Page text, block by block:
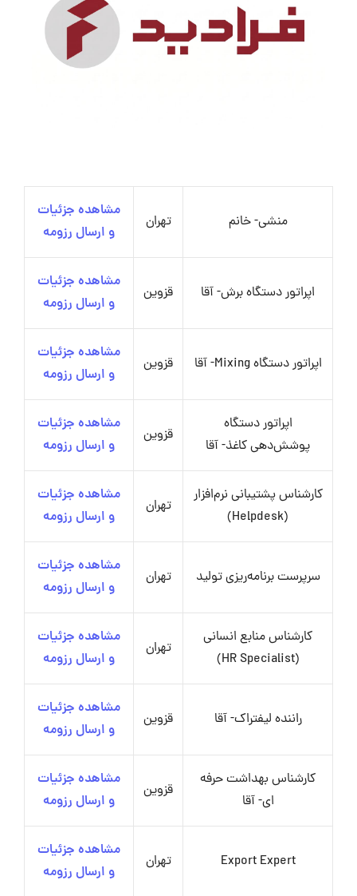
منشی- خانم تهران
مشاهده جزئیات
و ارسال رزومه
اپراتور دستگاه برش- آقا قزوین
مشاهده جزئیات
و ارسال رزومه
اپراتور دستگاه Mixing- آقا قزوین
مشاهده جزئیات
و ارسال رزومه
اپراتور دستگاه
پوشش‌دهی کاغذ- آقا
قزوین
مشاهده جزئیات
و ارسال رزومه
کارشناس پشتیبانی نرم‌افزار
(Helpdesk)
تهران
مشاهده جزئیات
و ارسال رزومه
سرپرست برنامه‌ریزی تولید تهران
مشاهده جزئیات
و ارسال رزومه
کارشناس منابع انسانی
(HR Specialist)
تهران
مشاهده جزئیات
و ارسال رزومه
راننده لیفتراک- آقا قزوین
مشاهده جزئیات
و ارسال رزومه
کارشناس بهداشت حرفه
ای- آقا
قزوین
مشاهده جزئیات
و ارسال رزومه
Export Expert تهران
مشاهده جزئیات
و ارسال رزومه